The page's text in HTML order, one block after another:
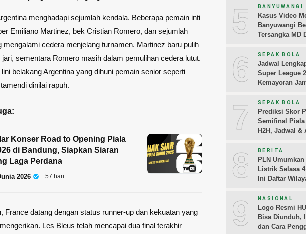
menghadapi sejumlah kendala. Beberapa pemain inti
Emiliano Martinez, bek Cristian Romero, dan sejumlah
mengalami cedera menjelang turnamen. Martinez baru pulih
jari, sementara Romero masih dalam pemulihan cedera lutut.
lini belakang Argentina yang dihuni pemain senior seperti
dinilai rapuh.
Konser Road to Opening Piala
di Bandung, Siapkan Siaran
Laga Perdana
2026 57 hari
France datang dengan status runner-up dan kekuatan yang
Les Bleus telah mencapai dua final terakhir—
5 BANYUWANGI
Kasus Video
Banyuwangi
Tersangka MD
6 SEPAK BOLA
Jadwal
Super League
Kemayoran
7 SEPAK BOLA
Prediksi Skor
Semifinal Piala
H2H, Jadwal
8 BERITA
PLN
Listrik Selasa
Ini Daftar
9 NASIONAL
Logo Resmi
Bisa Diunduh,
dan Cara